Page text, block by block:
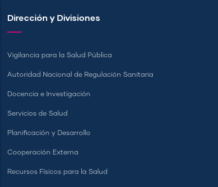
Dirección y Divisiones
Vigilancia para la Salud Pública
Autoridad Nacional de Regulación Sanitaria
Docencia e Investigación
Servicios de Salud
Planificación y Desarrollo
Cooperación Externa
Recursos Físicos para la Salud